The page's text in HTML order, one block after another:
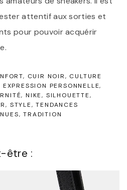
attentif aux sorties et
pour pouvoir acquérir
CUIR NOIR
CULTURE
EXPRESSION PERSONNELLE
NIKE SILHOUETTE
STYLE
TENDANCES
TRADITION
être :